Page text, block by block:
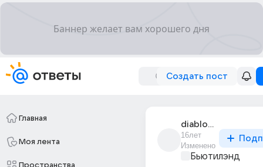
Создать пост
Главная
Моя лента
Пространства
diablo_rosso
16лет
Изменено
Бьютилэнд